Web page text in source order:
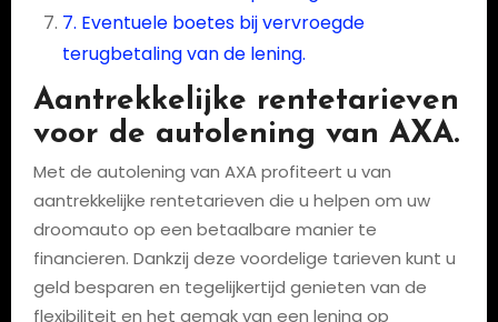
7. Eventuele boetes bij vervroegde
terugbetaling van de lening.
Aantrekkelijke rentetarieven
voor de autolening van AXA.
Met de autolening van AXA profiteert u van
aantrekkelijke rentetarieven die u helpen om uw
droomauto op een betaalbare manier te
financieren. Dankzij deze voordelige tarieven kunt u
geld besparen en tegelijkertijd genieten van de
flexibiliteit en het gemak van een lening op